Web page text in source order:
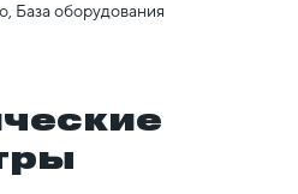
База оборудования